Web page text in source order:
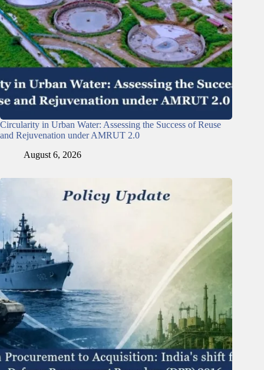
Circularity in Urban Water: Assessing the Success of Reuse
and Rejuvenation under AMRUT 2.0
August 6, 2026